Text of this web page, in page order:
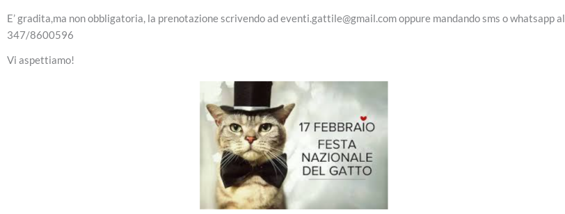
E’ gradita,ma non obbligatoria, la prenotazione scrivendo ad eventi.gattile@gmail.com oppure mandando sms o whatsapp al
347/8600596
Vi aspettiamo!